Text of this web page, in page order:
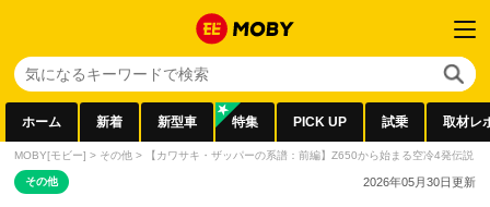
ホーム 新着 新型車 特集 PICK UP 試乗 取材レ
MOBY[モビー] > その他 > 【カワサキ・ザッパーの系譜：前編】Z650から始まる空冷4発伝説
その他 2026年05月30日更新